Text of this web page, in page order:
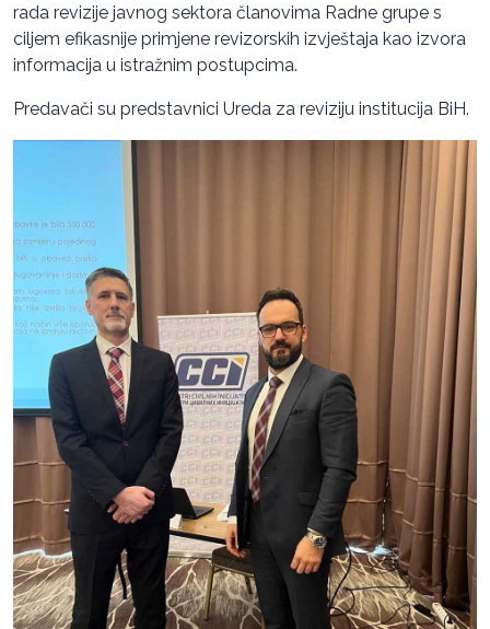
rada revizije javnog sektora članovima Radne grupe s
ciljem efikasnije primjene revizorskih izvještaja kao izvora
informacija u istražnim postupcima.
Predavači su predstavnici Ureda za reviziju institucija BiH.